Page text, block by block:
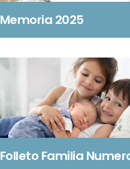
Memoria 2025
Folleto Familia